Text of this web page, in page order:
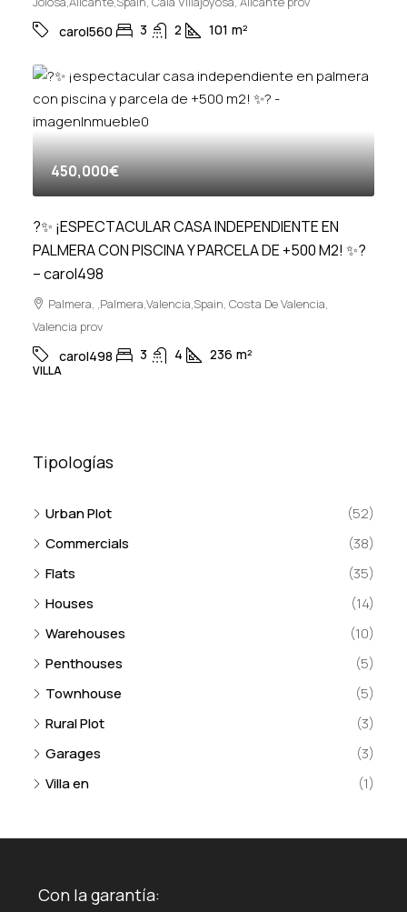
carol560 3 2 101 m²
450,000€
?✨ ¡ESPECTACULAR CASA INDEPENDIENTE EN
PALMERA CON PISCINA Y PARCELA DE +500 M2! ✨?
– carol498
Palmera, ,Palmera,Valencia,Spain, Costa De Valencia,
Valencia prov
carol498 3 4 236 m²
VILLA
Tipologías
Urban Plot
(52)
Commercials
(38)
Flats
(35)
Houses
(14)
Warehouses
(10)
Penthouses
(5)
Townhouse
(5)
Rural Plot
(3)
Garages
(3)
Villa en
(1)
Con la garantía: